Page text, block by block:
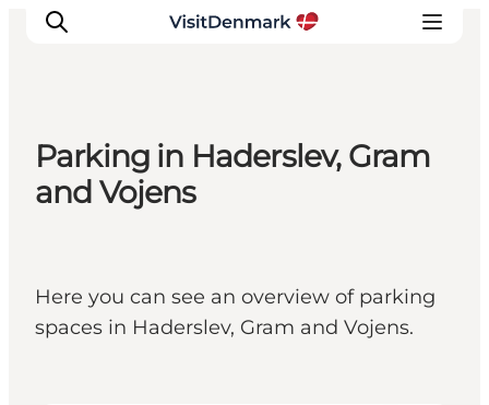
Ispirazioni
Dove andare
Pianifica il viaggio
Parking in Haderslev, Gram
and Vojens
Here you can see an overview of parking
spaces in Haderslev, Gram and Vojens.